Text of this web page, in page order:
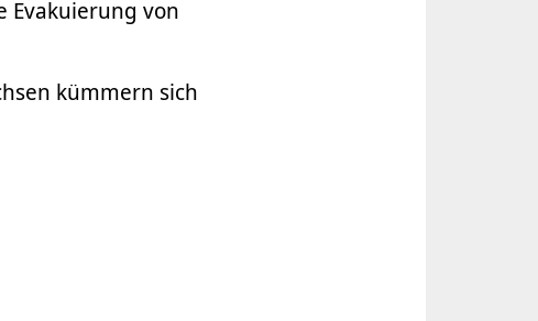
Evakuierung von
kümmern sich